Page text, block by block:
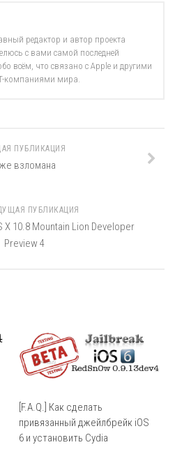
редактор и автор проекта
с вами самой последней
всём, что связано с Apple и другими
компаниями мира.
ПУБЛИКАЦИЯ
взломана
ПУБЛИКАЦИЯ
X 10.8 Mountain Lion Developer
Preview 4
[F.A.Q.] Как сделать
привязанный джейлбрейк iOS
6 и установить Cydia